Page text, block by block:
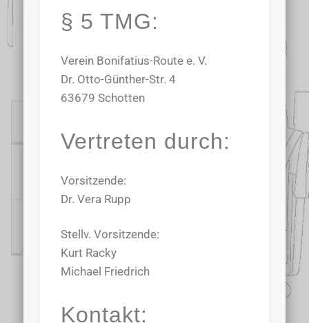
§ 5 TMG:
Verein Bonifatius-Route e. V.
Dr. Otto-Günther-Str. 4
63679 Schotten
Vertreten durch:
Vorsitzende:
Dr. Vera Rupp
Stellv. Vorsitzende:
Kurt Racky
Michael Friedrich
Kontakt: